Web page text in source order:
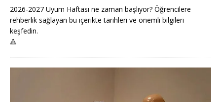
2026-2027 Uyum Haftası ne zaman başlıyor? Öğrencilere
rehberlik sağlayan bu içerikte tarihleri ve önemli bilgileri
keşfedin.
🔺